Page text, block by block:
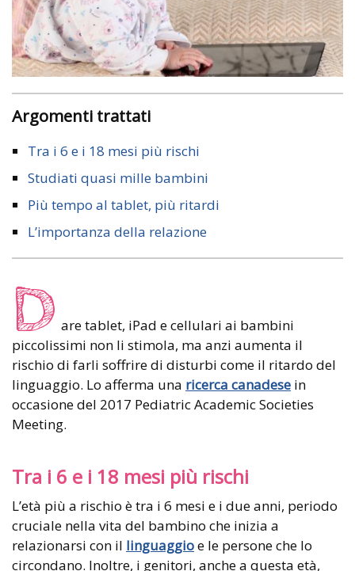
Argomenti trattati
Tra i 6 e i 18 mesi più rischi
Studiati quasi mille bambini
Più tempo al tablet, più ritardi
L’importanza della relazione
D are tablet, iPad e cellulari ai bambini
piccolissimi non li stimola, ma anzi aumenta il
rischio di farli soffrire di disturbi come il ritardo del
linguaggio. Lo afferma una ricerca canadese in
occasione del 2017 Pediatric Academic Societies
Meeting.
Tra i 6 e i 18 mesi più rischi
L’età più a rischio è tra i 6 mesi e i due anni, periodo
cruciale nella vita del bambino che inizia a
relazionarsi con il linguaggioe le persone che lo
circondano. Inoltre, i genitori, anche a questa età,